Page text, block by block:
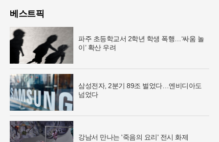
베스트픽
파주 초등학교서 2학년 학생 폭행…‘싸움 놀
이’ 확산 우려
삼성전자, 2분기 89조 벌었다…엔비디아도
넘었다
강남서 만나는 '죽음의 요리' 전시 화제